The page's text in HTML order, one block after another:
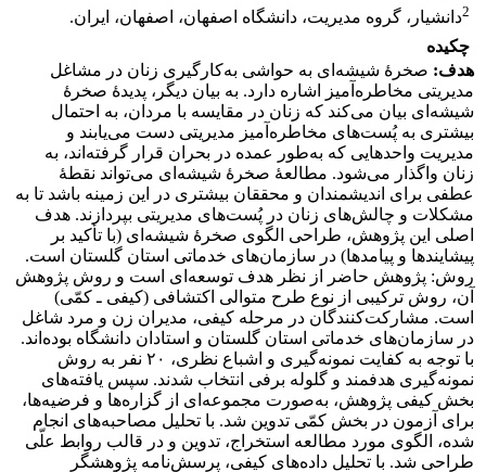
2دانشیار، گروه مدیریت، دانشگاه اصفهان، اصفهان، ایران.
چکیده
هدف: صخرۀ شیشه‌ای به حواشی به‌کارگیری زنان در مشاغل
مدیریتی مخاطره‌آمیز اشاره دارد. به بیان دیگر، پدیدۀ صخرۀ
شیشه‌ای بیان می‌کند که زنان در مقایسه با مردان، به احتمال
بیشتری به پُست‌های مخاطره‌آمیز مدیریتی دست می‌یابند و
مدیریت واحدهایی که به‌طور عمده در بحران قرار گرفته‌اند، به
زنان واگذار می‌شود. مطالعۀ صخرۀ شیشه‌ای می‌تواند نقطۀ
عطفی برای اندیشمندان و محققان بیشتری در این زمینه باشد تا به
مشکلات و چالش‌های زنان در پُست‌های مدیریتی بپردازند. هدف
اصلی این پژوهش، طراحی الگوی صخرۀ شیشه‌ای (با تأکید بر
پیشایندها و پیامدها) در سازمان‌های خدماتی استان گلستان است.
روش: پژوهش حاضر از نظر هدف توسعه‌ای است و روش پژوهش
آن، روش ترکیبی از نوع طرح متوالی اکتشافی (کیفی ـ کمّی)
است. مشارکت‌کنندگان در مرحله کیفی، مدیران زن و مرد شاغل
در سازمان‌های خدماتی استان گلستان و استادان دانشگاه بوده‌اند.
با توجه به کفایت نمونه‌گیری و اشباع نظری، ۲۰ نفر به روش
نمونه‌گیری هدفمند و گلوله برفی انتخاب شدند. سپس یافته‌های
بخش کیفی پژوهش، به‌صورت مجموعه‌ای از گزاره‌ها و فرضیه‌ها،
برای آزمون در بخش کمّی تدوین شد. با تحلیل مصاحبه‌های انجام
شده، الگوی مورد مطالعه استخراج، تدوین و در قالب روابط علّی
طراحی شد. با تحلیل داده‌های کیفی، پرسش‌نامه پژوهشگر